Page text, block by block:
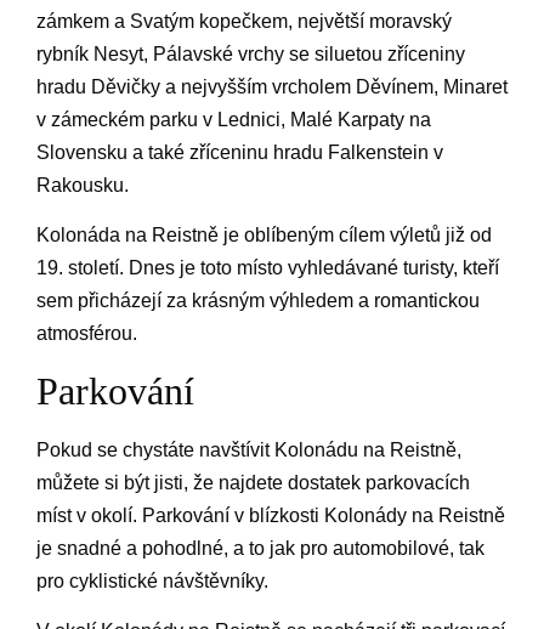
zámkem a Svatým kopečkem, největší moravský
rybník Nesyt, Pálavské vrchy se siluetou zříceniny
hradu Děvičky a nejvyšším vrcholem Děvínem, Minaret
v zámeckém parku v Lednici, Malé Karpaty na
Slovensku a také zříceninu hradu Falkenstein v
Rakousku.
Kolonáda na Reistně je oblíbeným cílem výletů již od
19. století. Dnes je toto místo vyhledávané turisty, kteří
sem přicházejí za krásným výhledem a romantickou
atmosférou.
Parkování
Pokud se chystáte navštívit Kolonádu na Reistně,
můžete si být jisti, že najdete dostatek parkovacích
míst v okolí. Parkování v blízkosti Kolonády na Reistně
je snadné a pohodlné, a to jak pro automobilové, tak
pro cyklistické návštěvníky.